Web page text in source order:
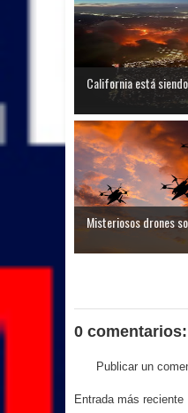
California está
Misteriosos drones
0 comentarios:
Publicar un
Entrada más reciente